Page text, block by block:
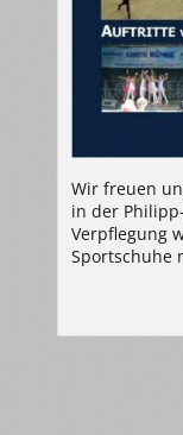
Wir freuen
in der
Verpflegung
Sportschuhe